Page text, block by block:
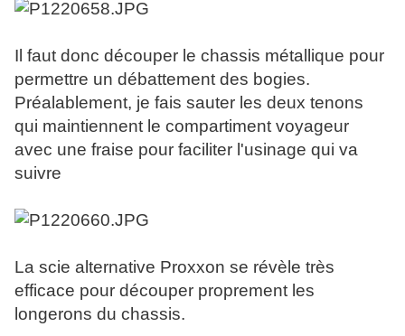
Il faut donc découper le chassis métallique pour
permettre un débattement des bogies.
Préalablement, je fais sauter les deux tenons
qui maintiennent le compartiment voyageur
avec une fraise pour faciliter l'usinage qui va
suivre
La scie alternative Proxxon se révèle très
efficace pour découper proprement les
longerons du chassis.